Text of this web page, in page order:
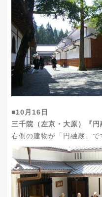
■10月16日
三千院（左京・大原）『
右側の建物が「円融蔵」で